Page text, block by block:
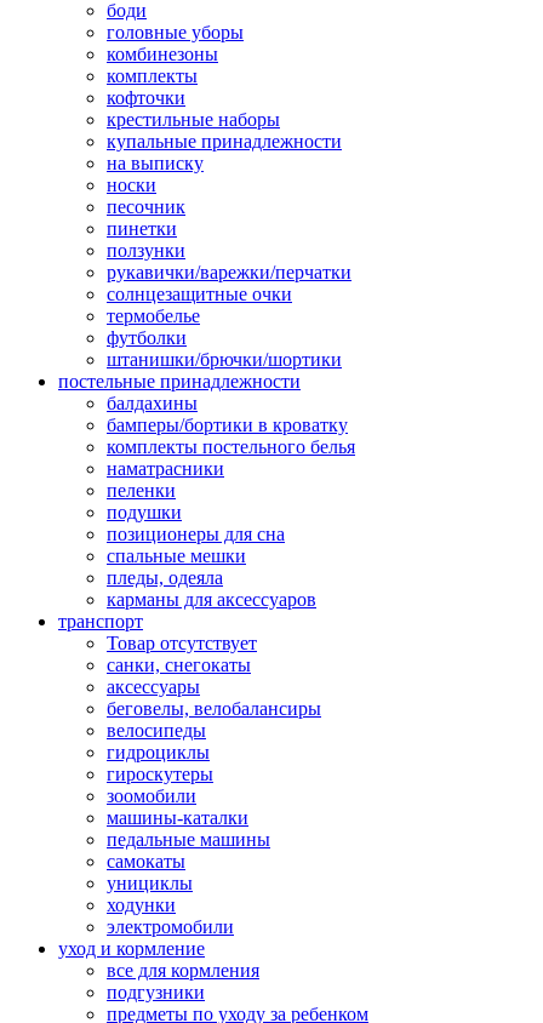
боди
головные уборы
комбинезоны
комплекты
кофточки
крестильные наборы
купальные принадлежности
на выписку
носки
песочник
пинетки
ползунки
рукавички/варежки/перчатки
солнцезащитные очки
термобелье
футболки
штанишки/брючки/шортики
постельные принадлежности
балдахины
бамперы/бортики в кроватку
комплекты постельного белья
наматрасники
пеленки
подушки
позиционеры для сна
спальные мешки
пледы, одеяла
карманы для аксеcсуаров
транспорт
Товар отсутствует
санки, снегокаты
аксессуары
беговелы, велобалансиры
велосипеды
гидроциклы
гироскутеры
зоомобили
машины-каталки
педальные машины
самокаты
унициклы
ходунки
электромобили
уход и кормление
все для кормления
подгузники
предметы по уходу за ребенком